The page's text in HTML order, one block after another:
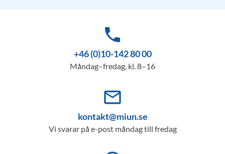
phone
+46 (0)10-142 80 00
Måndag–fredag, kl. 8–16
mail_outline
kontakt@miun.se
Vi svarar på e-post måndag till fredag